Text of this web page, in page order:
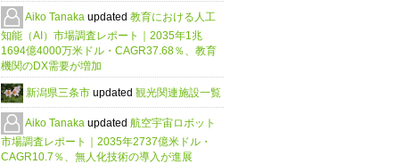
Aiko Tanaka updated 教育における人工
知能（AI）市場調査レポート｜2035年1兆
1694億4000万米ドル・CAGR37.68％、教育
機関のDX需要が増加
新潟県三条市 updated 観光関連施設一覧
Aiko Tanaka updated 航空宇宙ロボット
市場調査レポート｜2035年2737億米ドル・
CAGR10.7％、無人化技術の導入が進展